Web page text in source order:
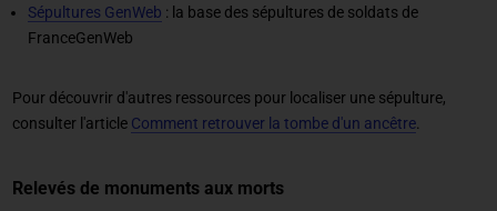
Sépultures GenWeb : la base des sépultures de soldats de
FranceGenWeb
Pour découvrir d'autres ressources pour localiser une sépulture,
consulter l'article Comment retrouver la tombe d'un ancêtre.
Relevés de monuments aux morts